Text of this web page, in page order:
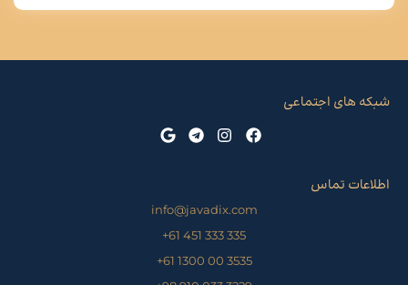
تماس
info@javadix.com
اجتماعی